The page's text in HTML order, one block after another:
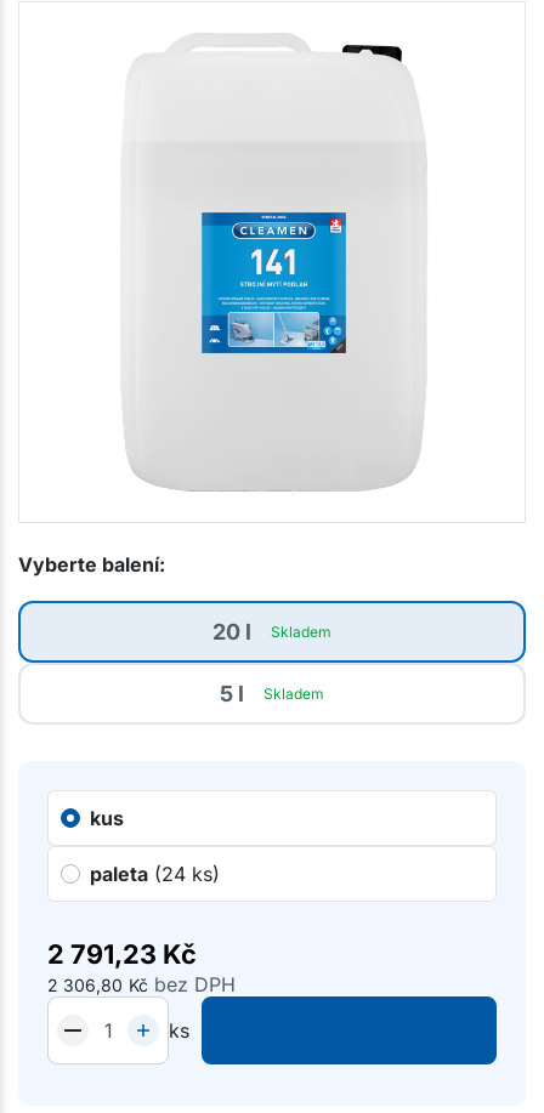
Vyberte balení:
20 l Skladem
5 l Skladem
kus
paleta (24 ks)
2 791,23 Kč
2 306,80 Kč bez DPH
ks